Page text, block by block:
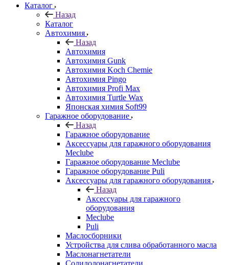
Каталог
Назад
Каталог
Автохимия
Назад
Автохимия
Автохимия Gunk
Автохимия Koch Chemie
Автохимия Pingo
Автохимия Profi Max
Автохимия Turtle Wax
Японская химия Soft99
Гаражное оборудование
Назад
Гаражное оборудование
Аксессуары для гаражного оборудования
Meclube
Гаражное оборудование Meclube
Гаражное оборудование Puli
Аксессуары для гаражного оборудования
Назад
Аксессуары для гаражного
оборудования
Meclube
Puli
Маслосборники
Устройства для слива обработанного масла
Маслонагнетатели
Солидолонагнетатели